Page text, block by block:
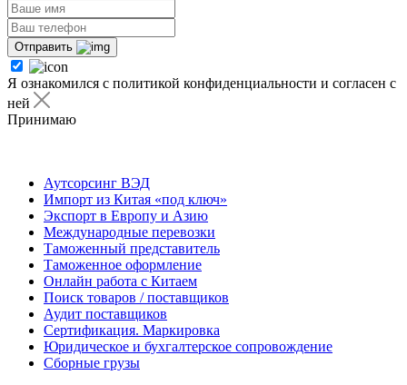
Отправить
Я ознакомился с политикой конфиденциальности и согласен с
ней
Принимаю
Аутсорсинг ВЭД
Импорт из Китая «под ключ»
Экспорт в Европу и Азию
Международные перевозки
Таможенный представитель
Таможенное оформление
Онлайн работа с Китаем
Поиск товаров / поставщиков
Аудит поставщиков
Сертификация. Маркировка
Юридическое и бухгалтерское сопровождение
Сборные грузы